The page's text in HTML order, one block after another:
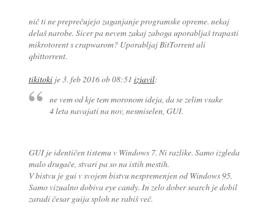
nič ti ne preprečujejo zaganjanje programske opreme. nekaj
delaš narobe. Sicer pa nevem zakaj zaboga uporabljaš trapasti
mikrotorent s crapwarom? Uporabljaj BitTorrent ali
qbittorrent.
tikitokije3. feb 2016 ob 08:51 izjavil:
ne vem od kje tem moronom ideja, da se zelim vsake
4 leta navajati na nov, nesmiselen, GUI.
GUI je identičen tistemu v Windows 7. Ni razlike. Samo izgleda
malo drugače, stvari pa so na istih mestih.
V bistvu je gui v svojem bistvu nespremenjen od Windows 95.
Samo vizualno dobiva eye candy. In zelo dober search je dobil
zaradi česar guija sploh ne rabiš več.